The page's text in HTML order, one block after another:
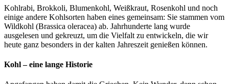
Kohlrabi, Brokkoli, Blumenkohl, Weißkraut, Rosenkohl und noch
einige andere Kohlsorten haben eines gemeinsam: Sie stammen vom
Wildkohl (Brassica oleracea) ab. Jahrhunderte lang wurde
ausgelesen und gekreuzt, um die Vielfalt zu entwickeln, die wir
heute ganz besonders in der kalten Jahreszeit genießen können.
Kohl – eine lange Historie